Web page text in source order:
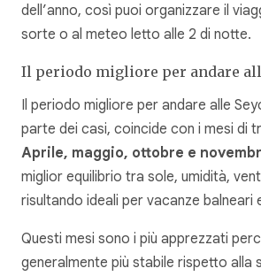
dell’anno, così puoi organizzare il
sorte o al meteo letto alle 2 di notte.
Il periodo migliore per andare
Il periodo migliore per andare alle
parte dei casi, coincide con i mesi di
Aprile, maggio, ottobre e
miglior equilibrio tra sole, umidità,
risultando ideali per vacanze balneari
Questi mesi sono i più apprezzati
generalmente più stabile rispetto alla